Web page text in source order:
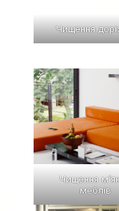
Чищення
Чищення
меблів